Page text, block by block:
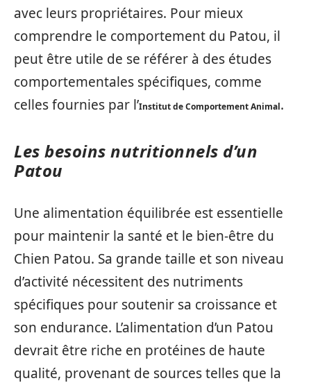
avec leurs propriétaires. Pour mieux
comprendre le comportement du Patou, il
peut être utile de se référer à des études
comportementales spécifiques, comme
celles fournies par l’Institut de Comportement Animal.
Les besoins nutritionnels d’un
Patou
Une alimentation équilibrée est essentielle
pour maintenir la santé et le bien-être du
Chien Patou. Sa grande taille et son niveau
d’activité nécessitent des nutriments
spécifiques pour soutenir sa croissance et
son endurance. L’alimentation d’un Patou
devrait être riche en protéines de haute
qualité, provenant de sources telles que la